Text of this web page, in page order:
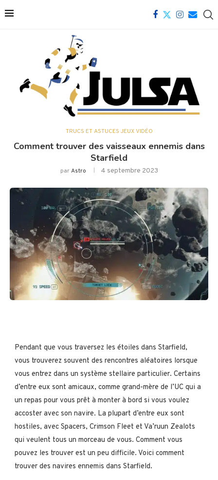
TRUCS ET ASTUCES JEUX VIDÉO
Comment trouver des vaisseaux ennemis dans
Starfield
parAstro 4 septembre 2023
Pendant que vous traversez les étoiles dans Starfield,
vous trouverez souvent des rencontres aléatoires lorsque
vous entrez dans un système stellaire particulier. Certains
d’entre eux sont amicaux, comme grand-mère de l’UC qui a
un repas pour vous prêt à monter à bord si vous voulez
accoster avec son navire. La plupart d’entre eux sont
hostiles, avec Spacers, Crimson Fleet et Va’ruun Zealots
qui veulent tous un morceau de vous. Comment vous
pouvez les trouver est un peu difficile. Voici comment
trouver des navires ennemis dans Starfield.